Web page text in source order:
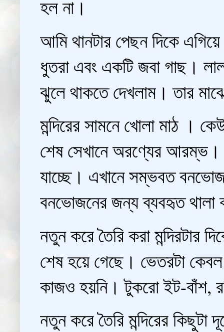
হল না।
আমি থানটার পেছন দিকে এগিয়ে
ধুতরা এবং একটি জবা গাছ।
ঝুলে থাকতে দেখলাম। তার
মন্দিরের সামনে খোলা মাঠ ।
শেষ সেখানে অরণ্যের আরম্ভ।
যাচ্ছে। এখানে সম্ভবত
বনভোজনের জন্য ব্যবহৃত থালা
নতুন করে তৈরি করা মন্দিরটার
শেষ হয়ে গেছে। ভেতরটা
কাজও হয়নি। টুকরো ইট-বাঁশ,
নতুন করে তৈরি মন্দিরের